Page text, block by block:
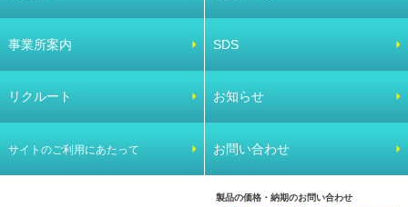
事業所案内 SDS
リクルート お知らせ
サイトのご利用にあたって お問い合わせ
製品の価格・納期のお問い合わせ